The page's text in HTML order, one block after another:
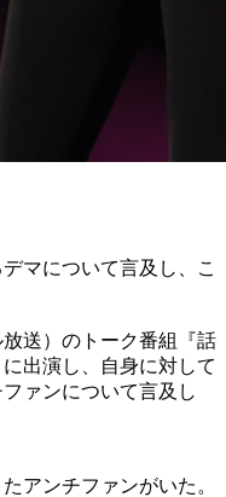
マについて言及し、こ
送）のトーク番組『話
出演し、自身に対して
ァンについて言及し
アンチファンがいた。